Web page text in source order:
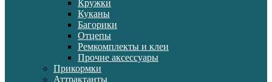
Кружки
Куканы
Багорики
Отцепы
Ремкомплекты и клеи
Прочие аксессуары
Прикормки
Аттрактанты